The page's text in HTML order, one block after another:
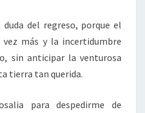
del regreso, porque el
más y la incertidumbre
sin anticipar la venturosa
tierra tan querida.
para despedirme de